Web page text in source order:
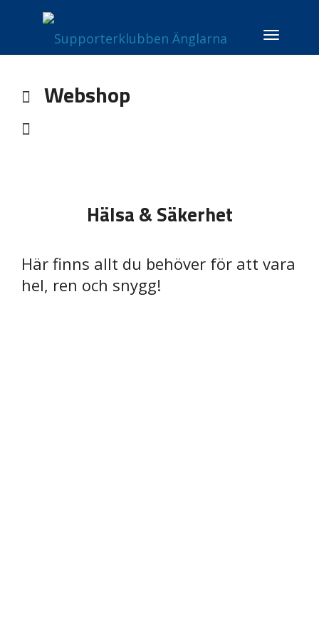
Toggle
Webshop
Hälsa & Säkerhet
Här finns allt du behöver för att vara
hel, ren och snygg!